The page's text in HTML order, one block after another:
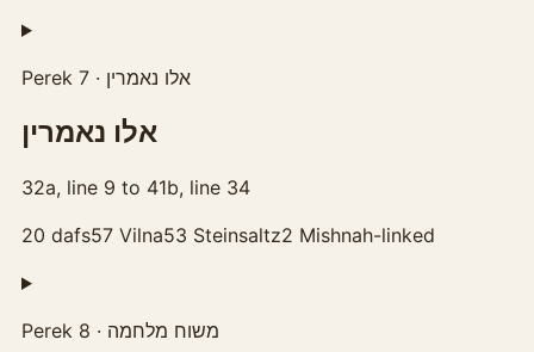
Perek 7 · אלו נאמרין
אלו נאמרין
32a, line 9 to 41b, line 34
20 dafs57 Vilna53 Steinsaltz2 Mishnah-linked
Perek 8 · משוח מלחמה